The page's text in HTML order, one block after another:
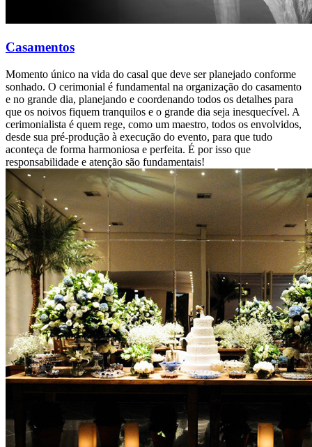
Casamentos
Momento único na vida do casal que deve ser planejado conforme
sonhado. O cerimonial é fundamental na organização do casamento
e no grande dia, planejando e coordenando todos os detalhes para
que os noivos fiquem tranquilos e o grande dia seja inesquecível. A
cerimonialista é quem rege, como um maestro, todos os envolvidos,
desde sua pré-produção à execução do evento, para que tudo
aconteça de forma harmoniosa e perfeita. É por isso que
responsabilidade e atenção são fundamentais!